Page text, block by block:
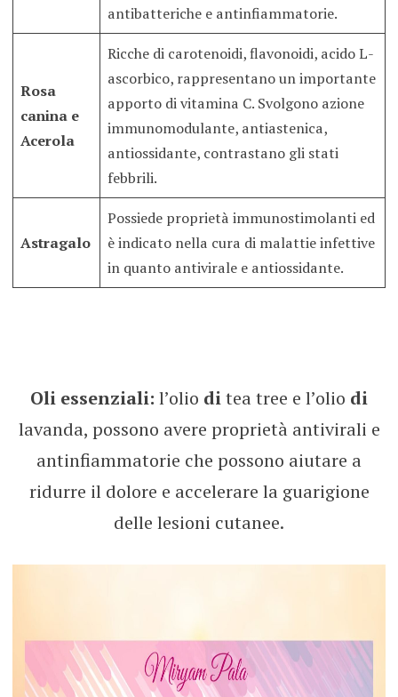
antibatteriche e antinfiammatorie.
Rosa
canina e
Acerola
Ricche di carotenoidi, flavonoidi, acido L-
ascorbico, rappresentano un importante
apporto di vitamina C. Svolgono azione
immunomodulante, antiastenica,
antiossidante, contrastano gli stati
febbrili.
Astragalo
Possiede proprietà immunostimolanti ed
è indicato nella cura di malattie infettive
in quanto antivirale e antiossidante.
Oli essenziali: l’olio ditea tree e l’olio di
lavanda, possono avere proprietà antivirali e
antinfiammatorie che possono aiutare a
ridurre il dolore e accelerare la guarigione
delle lesioni cutanee.